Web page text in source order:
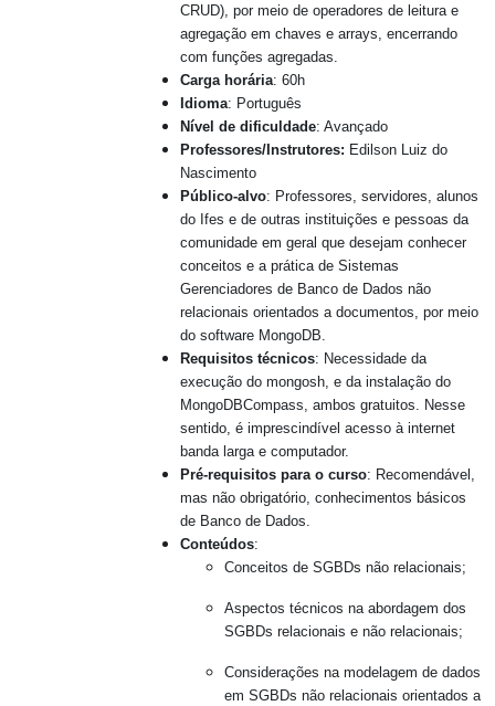
CRUD), por meio de operadores de leitura e
agregação em chaves e arrays, encerrando
com funções agregadas.
Carga horária: 60h
Idioma: Português
Nível de dificuldade: Avançado
Professores/Instrutores: Edilson Luiz do
Nascimento
Público-alvo: Professores, servidores, alunos
do Ifes e de outras instituições e pessoas da
comunidade em geral que desejam conhecer
conceitos e a prática de Sistemas
Gerenciadores de Banco de Dados não
relacionais orientados a documentos, por meio
do software MongoDB.
Requisitos técnicos: Necessidade da
execução do mongosh, e da instalação do
MongoDBCompass, ambos gratuitos. Nesse
sentido, é imprescindível acesso à internet
banda larga e computador.
Pré-requisitos para o curso: Recomendável,
mas não obrigatório, conhecimentos básicos
de Banco de Dados.
Conteúdos:
Conceitos de SGBDs não relacionais;
Aspectos técnicos na abordagem dos
SGBDs relacionais e não relacionais;
Considerações na modelagem de dados
em SGBDs não relacionais orientados a